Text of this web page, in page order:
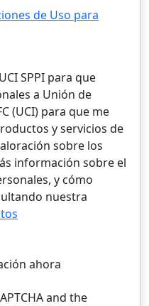
de Uso para
SPPI para que
a Unión de
(UCI) para que me
y servicios de
sobre los
información sobre el
y cómo
nuestra
ahora
and the